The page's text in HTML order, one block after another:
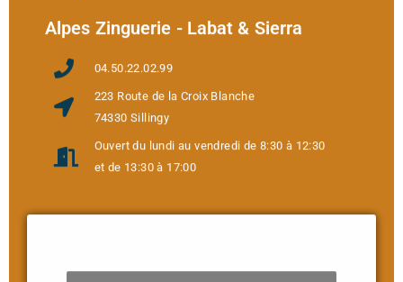
Alpes Zinguerie - Labat & Sierra
04.50.22.02.99
223 Route de la Croix Blanche
74330 Sillingy
Ouvert du lundi au vendredi de 8:30 à 12:30
et de 13:30 à 17:00